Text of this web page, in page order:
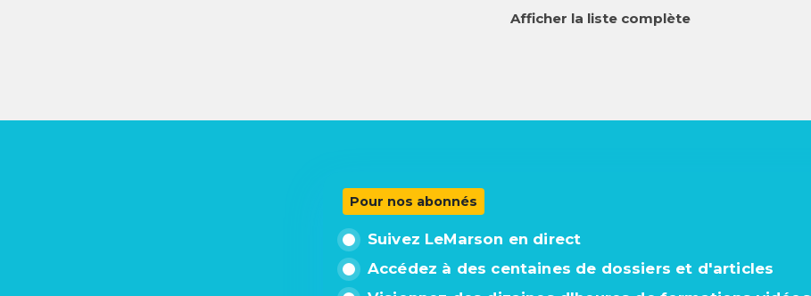
Afficher la liste complète
Pour nos abonnés
Suivez LeMarson en direct
Accédez à des centaines de dossiers et d'articles